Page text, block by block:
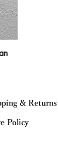
& Returns
Policy